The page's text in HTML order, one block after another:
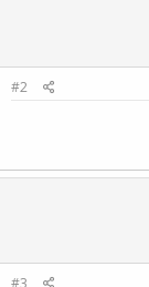
#2
#3